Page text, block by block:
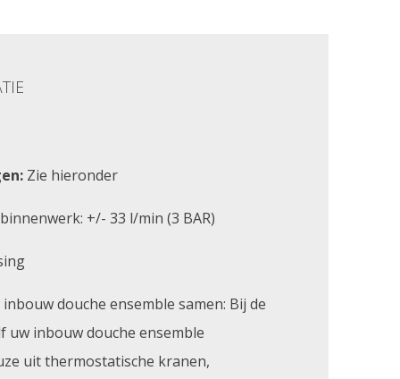
Zie hieronder
+/- 33 l/min (3 BAR)
douche ensemble samen: Bij de
uw inbouw douche ensemble
uit thermostatische kranen,